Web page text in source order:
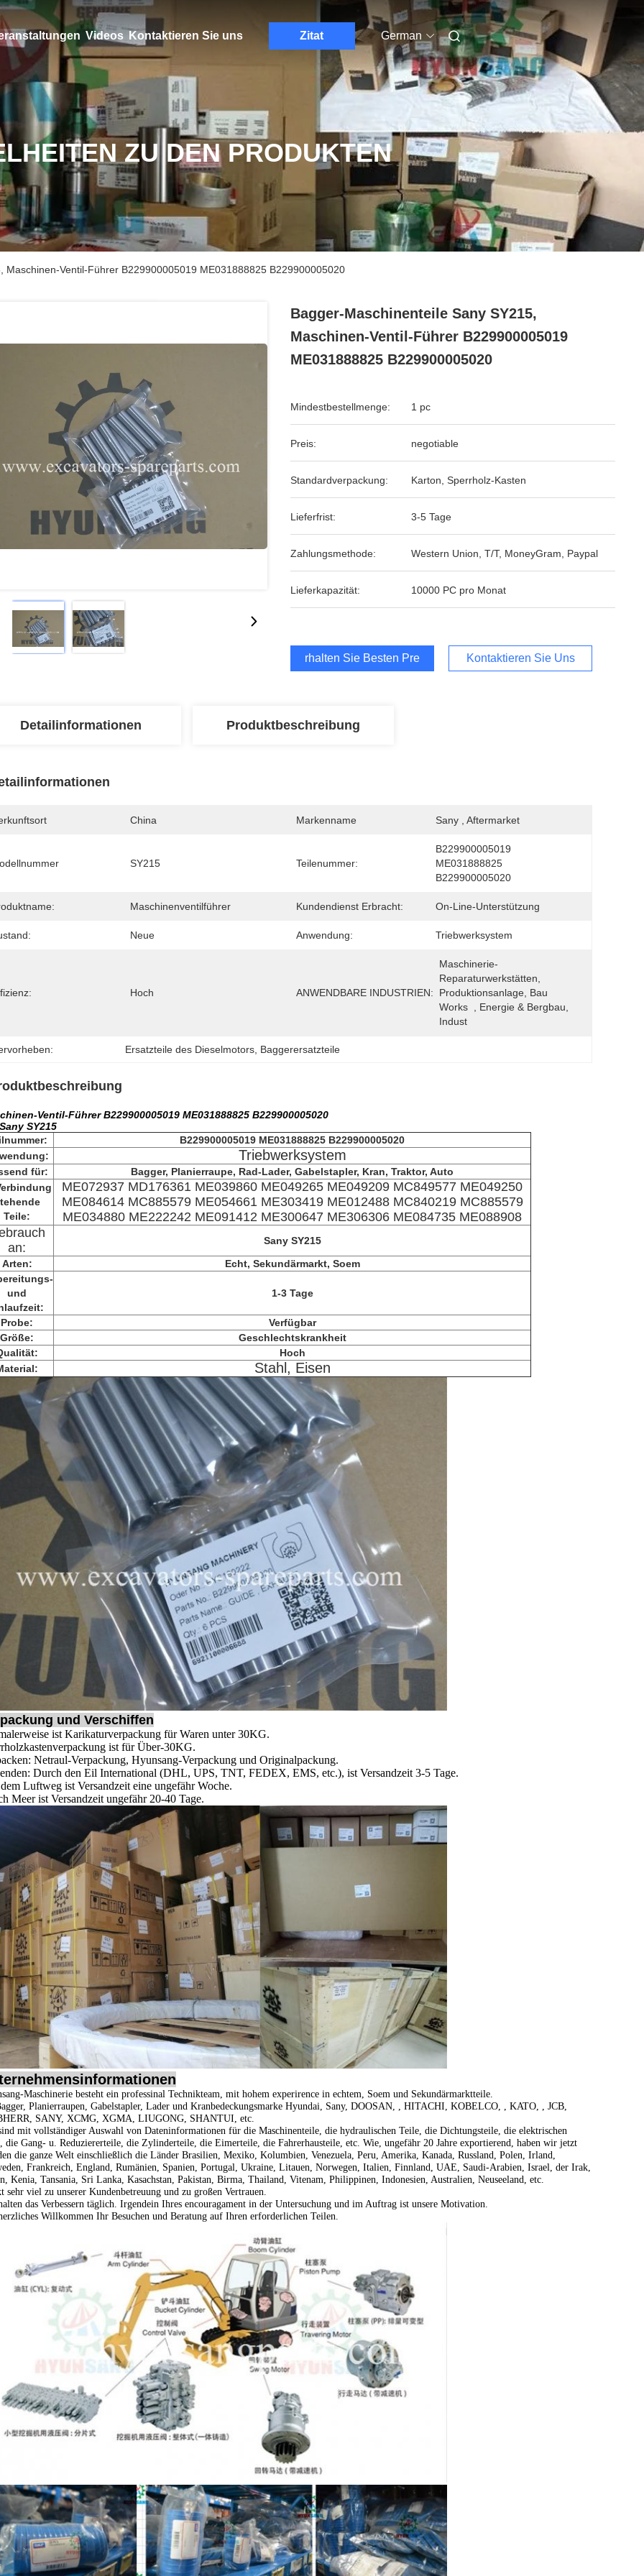
Videos Kontaktieren Sie uns Zitat German
ZU DEN PRODUKTEN
Maschinen-Ventil-Führer B229900005019 ME031888825 B229900005020
Bagger-Maschinenteile Sany SY215,
Maschinen-Ventil-Führer B229900005019
ME031888825 B229900005020
Mindestbestellmenge: 1 pc
Preis: negotiable
Standardverpackung: Karton, Sperrholz-Kasten
Lieferfrist: 3-5 Tage
Zahlungsmethode: Western Union, T/T, MoneyGram, Paypal
Lieferkapazität: 10000 PC pro Monat
Erhalten Sie Besten Preis Kontaktieren Sie Uns
Detailinformationen Produktbeschreibung
China Markenname Sany , Aftermarket
SY215 Teilenummer:
B229900005019
ME031888825
B229900005020
Maschinenventilführer Kundendienst Erbracht: On-Line-Unterstützung
Neue Anwendung: Triebwerksystem
Hoch ANWENDBARE INDUSTRIEN:
Maschinerie-
Reparaturwerkstätten,
Produktionsanlage, Bau
Works  , Energie & Bergbau,
Indust
Ersatzteile des Dieselmotors Baggerersatzteile
Ventil-Führer B229900005019 ME031888825 B229900005020
SY215
B229900005019 ME031888825 B229900005020
Triebwerksystem
für:
Bagger, Planierraupe, Rad-Lader, Gabelstapler, Kran, Traktor, Auto
Teile:
ME072937 MD176361 ME039860 ME049265 ME049209 MC849577 ME049250
ME084614 MC885579 ME054661 ME303419 ME012488 MC840219 MC885579
ME034880 ME222242 ME091412 ME300647 ME306306 ME084735 ME088908
an:
Sany SY215
Arten:
Echt, Sekundärmarkt, Soem
und
1-3 Tage
Probe:
Verfügbar
Größe:
Geschlechtskrankheit
Hoch
Stahl, Eisen
und Verschiffen
ist Karikaturverpackung für Waren unter 30KG.
ist für Über-30KG.
Netraul-Verpackung, Hyunsang-Verpackung und Originalpackung.
Durch den Eil International (DHL, UPS, TNT, FEDEX, EMS, etc.), ist Versandzeit 3-5 Tage.
Luftweg ist Versandzeit eine ungefähr Woche.
Meer ist Versandzeit ungefähr 20-40 Tage.
Maschinerie besteht ein professinal Technikteam, mit hohem experirence in echtem, Soem und Sekundärmarktteile.
Planierraupen, Gabelstapler, Lader und Kranbedeckungsmarke Hyundai, Sany, DOOSAN, , HITACHI, KOBELCO, , KATO, , JCB,
SANY, XCMG, XGMA, LIUGONG, SHANTUI, etc.
mit vollständiger Auswahl von Dateninformationen für die Maschinenteile, die hydraulischen Teile, die Dichtungsteile, die elektrischen
die Gang- u. Reduziererteile, die Zylinderteile, die Eimerteile, die Fahrerhausteile, etc. Wie, ungefähr 20 Jahre exportierend, haben wir jetzt
die ganze Welt einschließlich die Länder Brasilien, Mexiko, Kolumbien, Venezuela, Peru, Amerika, Kanada, Russland, Polen, Irland,
Frankreich, England, Rumänien, Spanien, Portugal, Ukraine, Litauen, Norwegen, Italien, Finnland, UAE, Saudi-Arabien, Israel, der Irak,
Kenia, Tansania, Sri Lanka, Kasachstan, Pakistan, Birma, Thailand, Vitenam, Philippinen, Indonesien, Australien, Neuseeland, etc.
sehr viel zu unserer Kundenbetreuung und zu großen Vertrauen.
das Verbessern täglich. Irgendein Ihres encouragament in der Untersuchung und im Auftrag ist unsere Motivation.
Willkommen Ihr Besuchen und Beratung auf Ihren erforderlichen Teilen.